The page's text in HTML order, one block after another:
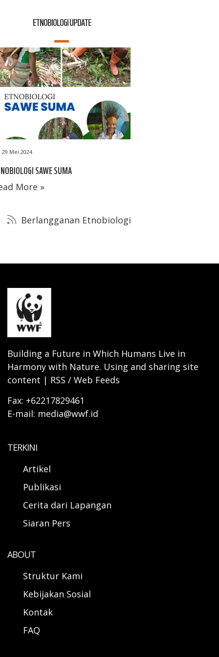
ETNOBIOLOGI UPDATE
29 Mei 2024
SAWE SUMA
More »
Berlangganan Etnobiologi
Building a Future in Which Humans Live in
Harmony with Nature. Using and sharing site
content | RSS / Web Feeds
Fax: +62217829461
E-mail: media@wwf.id
TERKINI
Artikel
Publikasi
Cerita dari Lapangan
Siaran Pers
ABOUT
Struktur Kami
Kebijakan Sosial
Kontak
FAQ